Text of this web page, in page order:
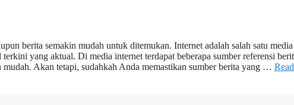
berita semakin mudah untuk ditemukan. Internet adalah salah satu media
yang aktual. Di media internet terdapat beberapa sumber referensi
mudah. Akan tetapi, sudahkah Anda memastikan sumber berita yang …